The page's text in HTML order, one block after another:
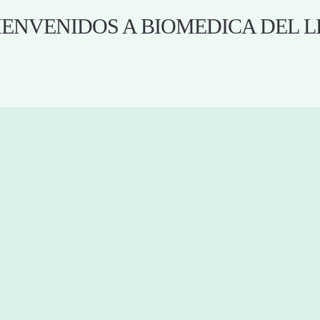
A BIOMEDICA DEL